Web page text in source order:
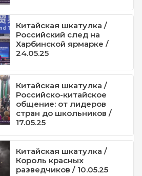
Китайская шкатулка /
Российский след на
Харбинской ярмарке /
24.05.25
Китайская шкатулка /
Российско-китайское
общение: от лидеров
стран до школьников /
17.05.25
Китайская шкатулка /
Король красных
разведчиков / 10.05.25